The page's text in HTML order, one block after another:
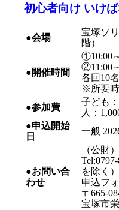
初心者向け いけ
●会場
宝塚ソ
階）
●開催時間
①10:00
②11:00
各回10
※所要時
●参加費
子ども
人：
●申込開始
日
一般
●お問い合
わせ
（公財
を除く）
申込フ
〒665-
宝塚市